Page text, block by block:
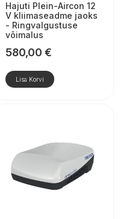
Hajuti Plein-Aircon 12
V kliimaseadme jaoks
- Ringvalgustuse
võimalus
580,00 €
Lisa Korvi